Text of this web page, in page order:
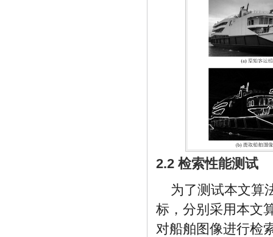
2.2 检索性能测试
为了测试本文算
标，分别采用本文
对船舶图像进行检